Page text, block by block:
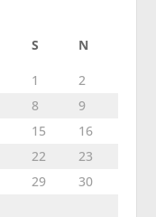
S N
1
2
8
9
15
16
22
23
29
30